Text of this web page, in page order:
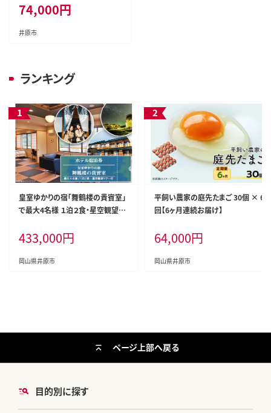
74,000円
井原市
ランキング
皇室ゆかりの宿「舞鶴楼の貴賓室」
で最大4名様 １泊２食・星空観望ツ
433,000円
岡山県井原市
平飼い農家の庭先たまご 30個 × 6
回【6ヶ月連続お届け】
64,000円
岡山県井原市
目的別に探す
ページ上部へ戻る